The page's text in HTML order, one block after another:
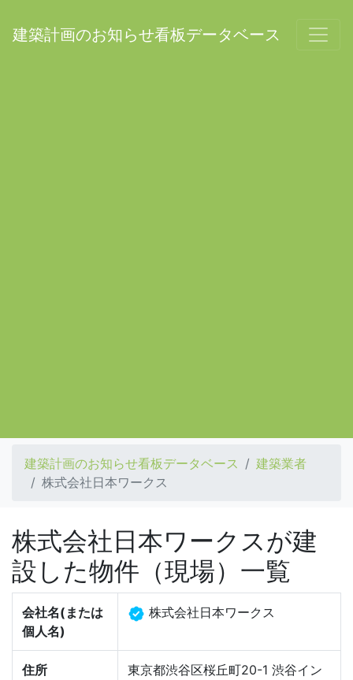
建築計画のお知らせ看板データベース
建築計画のお知らせ看板データベース
建築業者
株式会社日本ワークス
株式会社日本ワークスが建
設した物件（現場）一覧
会社名(または
個人名)
株式会社日本ワークス
住所
東京都渋谷区桜丘町20-1 渋谷イン